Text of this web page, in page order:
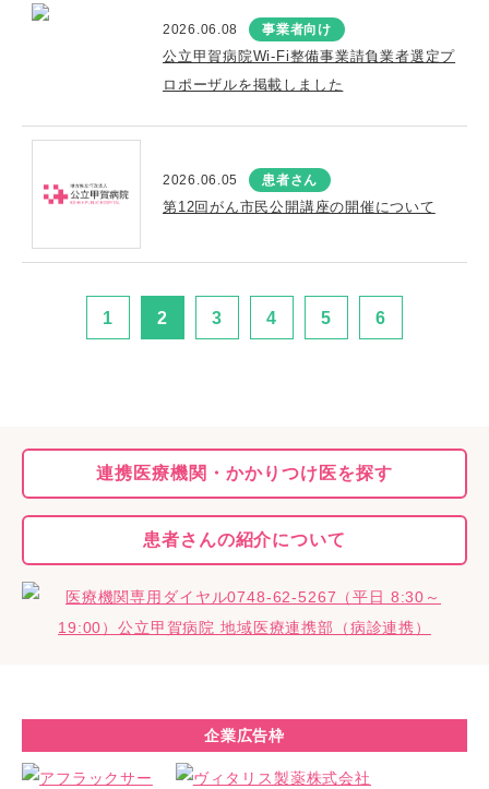
2026.06.08 事業者向け
公立甲賀病院Wi-Fi整備事業請負業者選定プ
ロポーザルを掲載しました
2026.06.05 患者さん
第12回がん市民公開講座の開催について
1 2 3 4 5 6
連携医療機関・かかりつけ医を探す
患者さんの紹介について
企業広告枠